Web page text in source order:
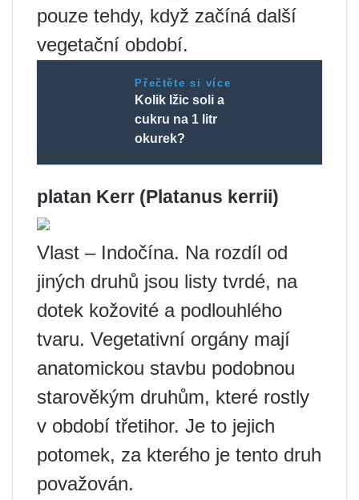
pouze tehdy, když začíná další
vegetační období.
Přečtěte si více
Kolik lžic soli a
cukru na 1 litr
okurek?
platan Kerr (Platanus kerrii)
Vlast – Indočína. Na rozdíl od
jiných druhů jsou listy tvrdé, na
dotek kožovité a podlouhlého
tvaru. Vegetativní orgány mají
anatomickou stavbu podobnou
starověkým druhům, které rostly
v období třetihor. Je to jejich
potomek, za kterého je tento druh
považován.